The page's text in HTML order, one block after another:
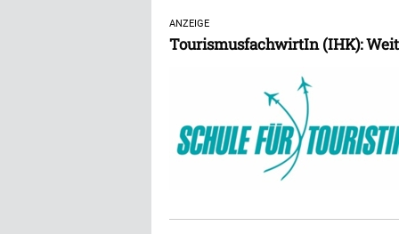
ANZEIGE
TourismusfachwirtIn (IHK):